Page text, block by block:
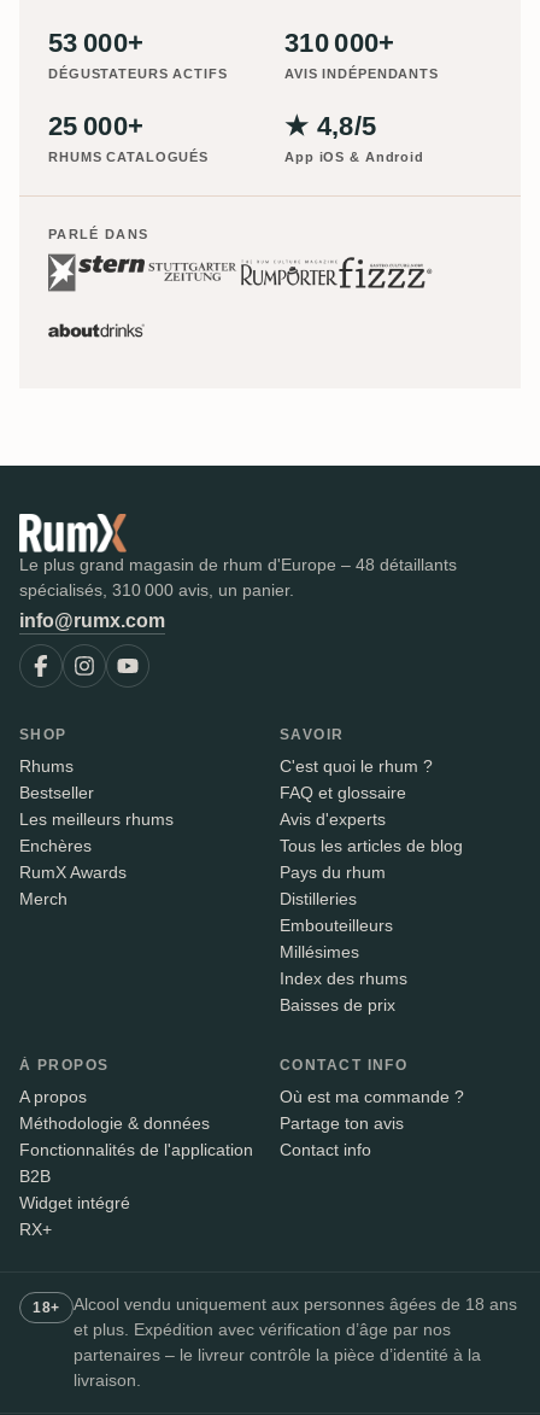
53 000+
DÉGUSTATEURS ACTIFS
310 000+
AVIS INDÉPENDANTS
25 000+
RHUMS CATALOGUÉS
★ 4,8/5
App iOS & Android
PARLÉ DANS
Le plus grand magasin de rhum d'Europe – 48 détaillants
spécialisés, 310 000 avis, un panier.
info@rumx.com
SHOP
Rhums
Bestseller
Les meilleurs rhums
Enchères
RumX Awards
Merch
SAVOIR
C'est quoi le rhum ?
FAQ et glossaire
Avis d'experts
Tous les articles de blog
Pays du rhum
Distilleries
Embouteilleurs
Millésimes
Index des rhums
Baisses de prix
À PROPOS
A propos
Méthodologie & données
Fonctionnalités de l'application
B2B
Widget intégré
RX+
CONTACT INFO
Où est ma commande ?
Partage ton avis
Contact info
18+
Alcool vendu uniquement aux personnes âgées de 18 ans
et plus. Expédition avec vérification d’âge par nos
partenaires – le livreur contrôle la pièce d’identité à la
livraison.